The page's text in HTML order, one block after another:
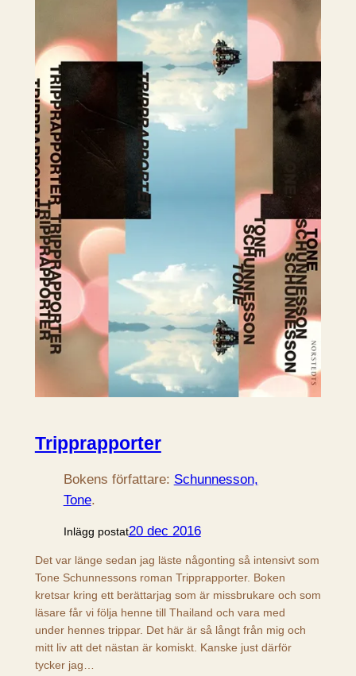
Tripprapporter
Bokens författare: Schunnesson,
Tone.
Inlägg postat20 dec 2016
Det var länge sedan jag läste någonting så intensivt som
Tone Schunnessons roman Tripprapporter. Boken
kretsar kring ett berättarjag som är missbrukare och som
läsare får vi följa henne till Thailand och vara med
under hennes trippar. Det här är så långt från mig och
mitt liv att det nästan är komiskt. Kanske just därför
tycker jag…